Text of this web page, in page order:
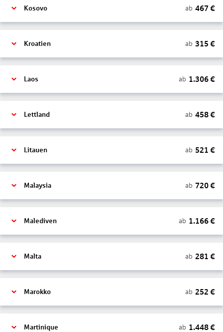
Kosovo ab 467 €
Kroatien ab 315 €
Laos ab 1.306€
Lettland ab 458€
Litauen ab 521 €
Malaysia ab 720€
Malediven ab 1.166€
Malta ab 281 €
Marokko ab 252 €
Martinique ab 1.448€